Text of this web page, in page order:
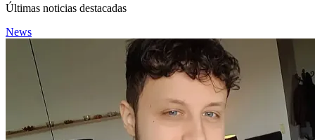
Últimas noticias destacadas
News